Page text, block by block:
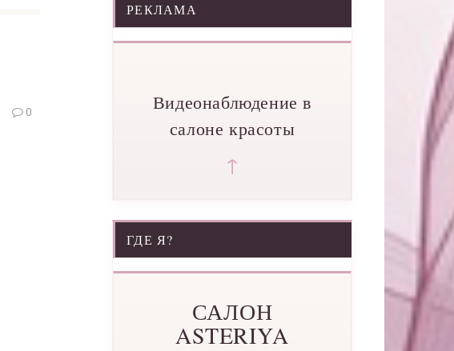
0
РЕКЛАМА
Видеонаблюдение в
салоне красоты
↑
ГДЕ Я?
САЛОН
ASTERIYA